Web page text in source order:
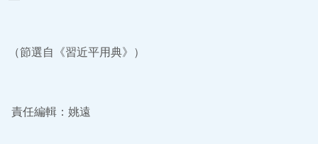
（節選自《習近平用典》）
責任編輯：姚遠